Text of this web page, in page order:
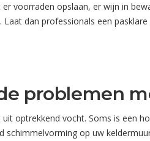
voorraden opslaan, er wijn in
dan professionals een
problemen
optrekkend vocht. Soms is een
op uw